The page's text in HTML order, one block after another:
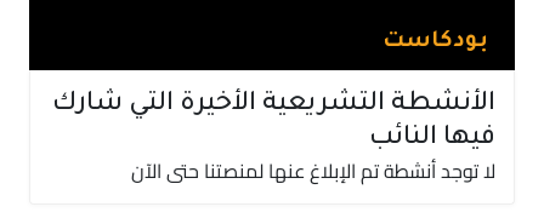
بودكاست
الأنشطة التشريعية الأخيرة التي شارك
فيها النائب
لا توجد أنشطة تم الإبلاغ عنها لمنصتنا حتى الآن